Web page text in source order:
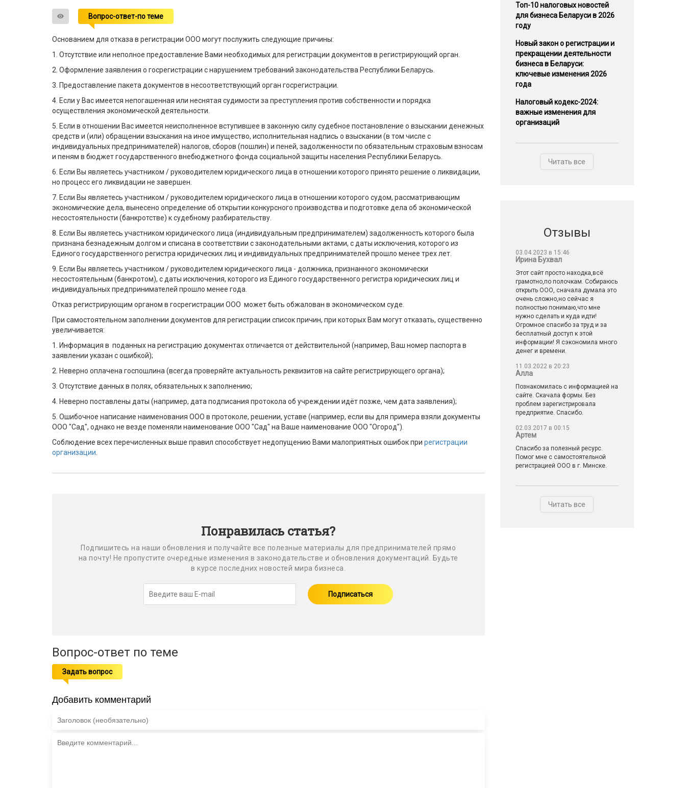
Вопрос-ответ-по теме
Основанием для отказа в регистрации ООО могут послужить следующие причины:
1. Отсутствие или неполное предоставление Вами необходимых для регистрации документов в регистрирующий орган.
2. Оформление заявления о госрегистрации с нарушением требований законодательства Республики Беларусь.
3. Предоставление пакета документов в несоответствующий орган госрегистрации.
4. Если у Вас имеется непогашенная или неснятая судимости за преступления против собственности и порядка
осуществления экономической деятельности.
5. Если в отношении Вас имеется неисполненное вступившее в законную силу судебное постановление о взыскании денежных
средств и (или) обращении взыскания на иное имущество, исполнительная надпись о взыскании (в том числе с
индивидуальных предпринимателей) налогов, сборов (пошлин) и пеней, задолженности по обязательным страховым взносам
и пеням в бюджет государственного внебюджетного фонда социальной защиты населения Республики Беларусь.
6. Если Вы являетесь участником / руководителем юридического лица в отношении которого принято решение о ликвидации,
но процесс его ликвидации не завершен.
7. Если Вы являетесь участником / руководителем юридического лица в отношении которого судом, рассматривающим
экономические дела, вынесено определение об открытии конкурсного производства и подготовке дела об экономической
несостоятельности (банкротстве) к судебному разбирательству.
8. Если Вы являетесь участником юридического лица (индивидуальным предпринимателем) задолженность которого была
признана безнадежным долгом и списана в соответствии с законодательными актами, с даты исключения, которого из
Единого государственного регистра юридических лиц и индивидуальных предпринимателей прошло менее трех лет.
9. Если Вы являетесь участником / руководителем юридического лица - должника, признанного экономически
несостоятельным (банкротом), с даты исключения, которого из Единого государственного регистра юридических лиц и
индивидуальных предпринимателей прошло менее года.
Отказ регистрирующим органом в госрегистрации ООО может быть обжалован в экономическом суде.
При самостоятельном заполнении документов для регистрации список причин, при которых Вам могут отказать, существенно
увеличивается:
1. Информация в поданных на регистрацию документах отличается от действительной (например, Ваш номер паспорта в
заявлении указан с ошибкой);
2. Неверно оплачена госпошлина (всегда проверяйте актуальность реквизитов на сайте регистрирующего органа);
3. Отсутствие данных в полях, обязательных к заполнению;
4. Неверно поставлены даты (например, дата подписания протокола об учреждении идёт позже, чем дата заявления);
5. Ошибочное написание наименования ООО в протоколе, решении, уставе (например, если вы для примера взяли документы
ООО "Сад", однако не везде поменяли наименование ООО "Сад" на Ваше наименование ООО "Огород").
Соблюдение всех перечисленных выше правил способствует недопущению Вами малоприятных ошибок при регистрации
организации
Понравилась статья?
Подпишитесь на наши обновления и получайте все полезные материалы для предпринимателей прямо
на почту! Не пропустите очередные изменения в законодательстве и обновления документаций. Будьте
в курсе последних новостей мира бизнеса.
Вопрос-ответ по теме
Задать вопрос
Добавить комментарий
Топ-10 налоговых новостей
для бизнеса Беларуси в 2026
году
Новый закон о регистрации и
прекращении деятельности
бизнеса в Беларуси:
ключевые изменения 2026
года
Налоговый кодекс-2024:
важные изменения для
организаций
Читать все
Отзывы
03.04.2023 в 15:46
Ирина Бухвал
Этот сайт просто находка,всё
грамотно,по полочкам. Собираюсь
открыть ООО, сначала думала это
очень сложно,но сейчас я
полностью понимаю,что мне
нужно сделать и куда идти!
Огромное спасибо за труд и за
бесплатный доступ к этой
информации! Я сэкономила много
денег и времени.
11.03.2022 в 20:23
Алла
Познакомилась с информацией на
сайте. Скачала формы. Без
проблем зарегистрировала
предприятие. Спасибо.
02.03.2017 в 00:15
Артем
Спасибо за полезный ресурс.
Помог мне с самостоятельной
регистрацией ООО в г. Минске.
Читать все